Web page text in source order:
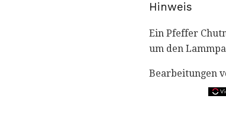
Hinweis
Ein Pfeffer
um den
Bearbeitungen